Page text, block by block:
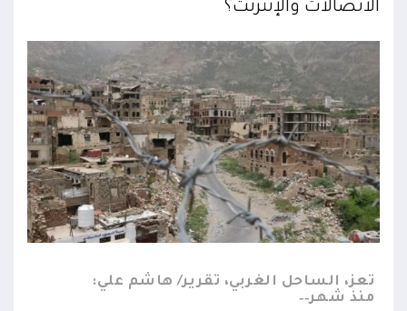
الاتصالات والإنترنت؟
تعز، الساحل الغربي، تقرير/ هاشم علي:
منذ شهر